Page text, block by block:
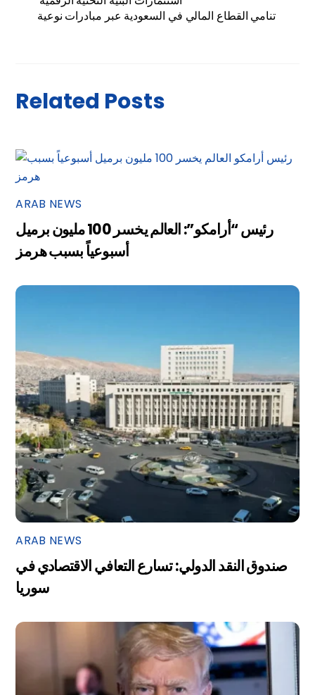
تنامي القطاع المالي في السعودية عبر مبادرات نوعية
Related Posts
ARAB NEWS
رئيس “أرامكو”: العالم يخسر 100 مليون برميل
أسبوعياً بسبب هرمز
ARAB NEWS
صندوق النقد الدولي: تسارع التعافي الاقتصادي في
سوريا